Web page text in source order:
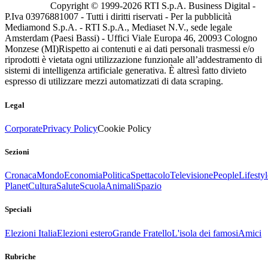
Copyright © 1999-2026 RTI S.p.A. Business Digital -
P.Iva 03976881007 - Tutti i diritti riservati - Per la pubblicità
Mediamond S.p.A. - RTI S.p.A., Mediaset N.V., sede legale
Amsterdam (Paesi Bassi) - Uffici Viale Europa 46, 20093 Cologno
Monzese (MI)Rispetto ai contenuti e ai dati personali trasmessi e/o
riprodotti è vietata ogni utilizzazione funzionale all’addestramento di
sistemi di intelligenza artificiale generativa. È altresì fatto divieto
espresso di utilizzare mezzi automatizzati di data scraping.
Legal
CorporatePrivacy PolicyCookie Policy
Sezioni
CronacaMondoEconomiaPoliticaSpettacoloTelevisionePeople
PlanetCulturaSaluteScuolaAnimaliSpazio
Speciali
Elezioni ItaliaElezioni esteroGrande FratelloL'isola dei famosiAmici
Rubriche